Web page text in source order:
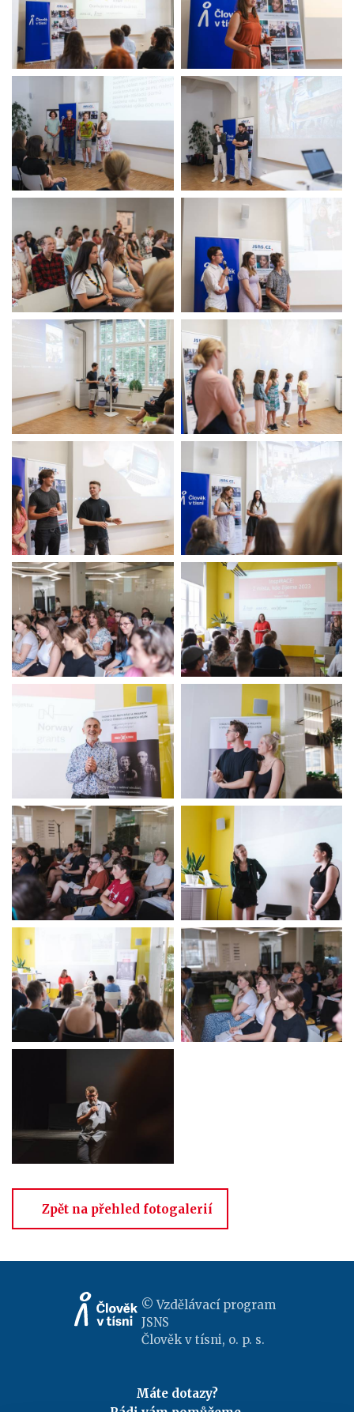
Zpět na přehled fotogalerií
© Vzdělávací program
JSNS
Člověk v tísni, o. p. s.
Máte dotazy?